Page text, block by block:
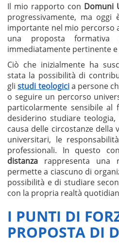
Il mio rapporto con Domuni
progressivamente, ma oggi
importante nel mio percorso
una proposta
immediatamente pertinente
Ciò che inizialmente ha
stata la possibilità di
glistudi teologicia persone
o seguire un percorso
particolarmente sensibile
desiderino studiare
causa delle circostanze della
universitari, le
professionali. In questo
distanza rappresenta una
permette a ciascuno di
possibilità e di studiare
con la propria realtà
I PUNTI DI
PROPOSTA DI